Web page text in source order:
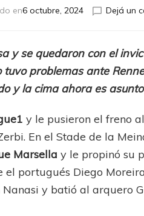
en6 octubre, 2024 Dejá un
y se quedaron con el
problemas ante
y la cima ahora es
y le pusieron el freno
En el Stade de la
Marsella y le propinó su
portugués Diego
y batió al arquero